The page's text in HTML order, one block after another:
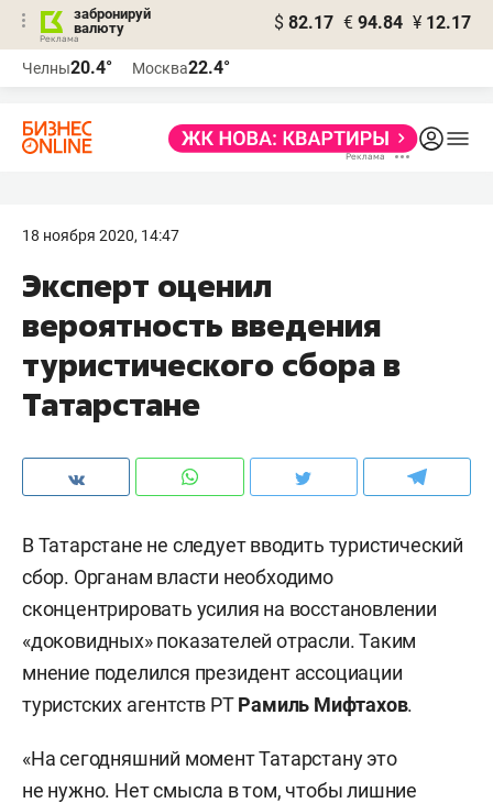
забронируй
валюту
$ 82.17 € 94.84 ¥ 12.17
Челны20.4° Москва22.4°
18 ноября 2020, 14:47
Эксперт оценил
вероятность введения
туристического сбора в
Татарстане
В Татарстане не следует вводить туристический
сбор. Органам власти необходимо
сконцентрировать усилия на восстановлении
«доковидных» показателей отрасли. Таким
мнение поделился президент ассоциации
туристских агентств РТРамиль Мифтахов.
«На сегодняшний момент Татарстану это
не нужно. Нет смысла в том, чтобы лишние